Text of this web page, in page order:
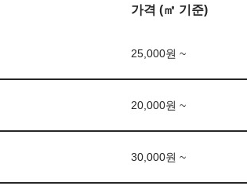
가격 (㎡ 기준)
25,000원 ~
20,000원 ~
30,000원 ~